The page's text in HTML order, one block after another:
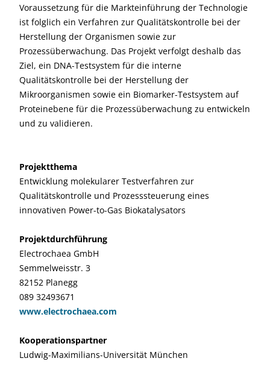
Voraussetzung für die Markteinführung der Technologie
ist folglich ein Verfahren zur Qualitätskontrolle bei der
Herstellung der Organismen sowie zur
Prozessüberwachung. Das Projekt verfolgt deshalb das
Ziel, ein DNA-Testsystem für die interne
Qualitätskontrolle bei der Herstellung der
Mikroorganismen sowie ein Biomarker-Testsystem auf
Proteinebene für die Prozessüberwachung zu entwickeln
und zu validieren.
Projektthema
Entwicklung molekularer Testverfahren zur
Qualitätskontrolle und Prozesssteuerung eines
innovativen Power-to-Gas Biokatalysators
Projektdurchführung
Electrochaea GmbH
Semmelweisstr. 3
82152 Planegg
089 32493671
www.electrochaea.com
Kooperationspartner
Ludwig-Maximilians-Universität München